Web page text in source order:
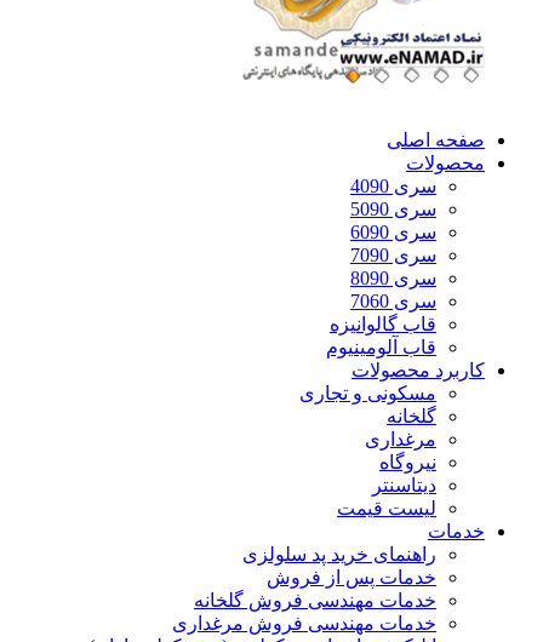
صفحه اصلی
محصولات
سری 4090
سری 5090
سری 6090
سری 7090
سری 8090
سری 7060
قاب گالوانیزه
قاب آلومینیوم
کاربرد محصولات
مسکونی و تجاری
گلخانه
مرغداری
نیروگاه
دیتاسنتر
لیست قیمت
خدمات
راهنمای خرید پد سلولزی
خدمات پس از فروش
خدمات مهندسی فروش گلخانه
خدمات مهندسی فروش مرغداری